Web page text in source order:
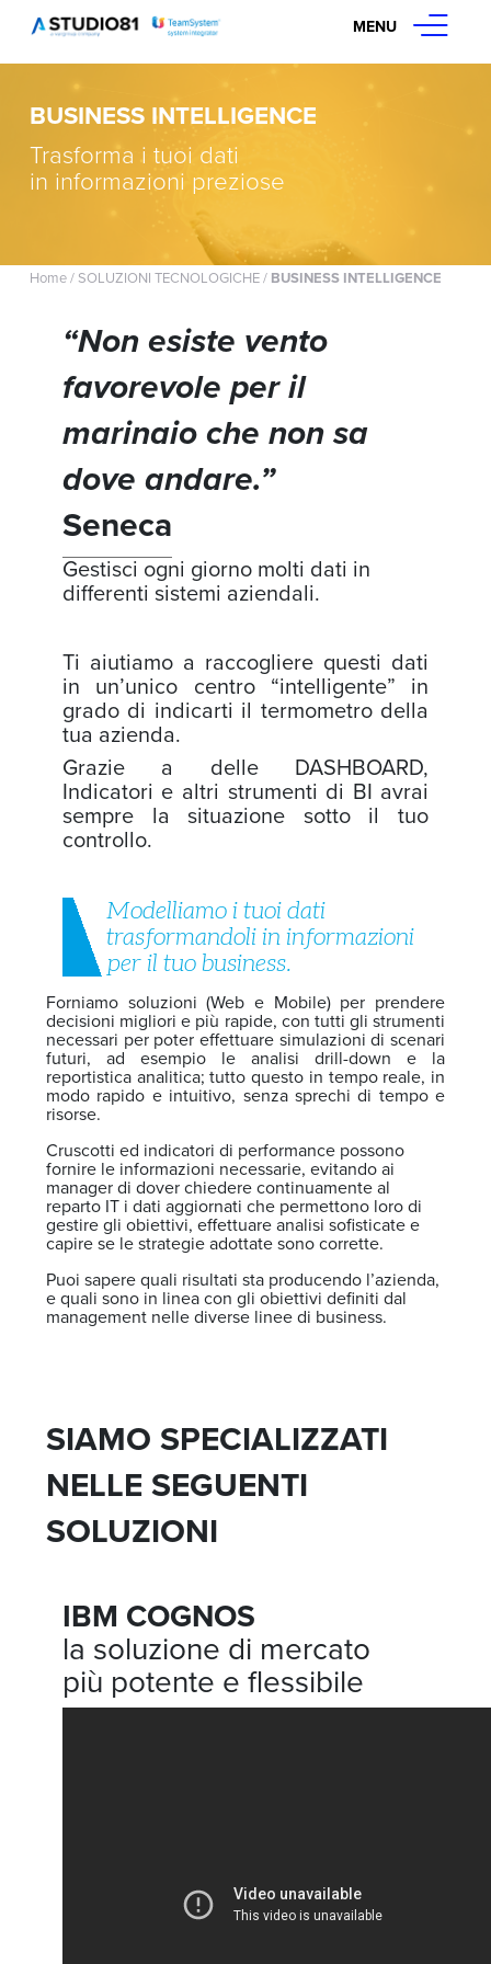
MENU
BUSINESS INTELLIGENCE
Trasforma i tuoi dati
in informazioni preziose
Home/SOLUZIONI TECNOLOGICHE/ BUSINESS INTELLIGENCE
“Non esiste vento
favorevole per il
marinaio che non sa
dove andare.”
Seneca
Gestisci ogni giorno molti dati in
differenti sistemi aziendali.
Ti aiutiamo a raccogliere questi dati
in un’unico centro “intelligente” in
grado di indicarti il termometro della
tua azienda.
Grazie a delle DASHBOARD,
Indicatori e altri strumenti di BI avrai
sempre la situazione sotto il tuo
controllo.
Modelliamo i tuoi dati
trasformandoli in informazioni
per il tuo business.
Forniamo soluzioni (Web e Mobile) per prendere
decisioni migliori e più rapide, con tutti gli strumenti
necessari per poter effettuare simulazioni di scenari
futuri, ad esempio le analisi drill-down e la
reportistica analitica; tutto questo in tempo reale, in
modo rapido e intuitivo, senza sprechi di tempo e
risorse.
Cruscotti ed indicatori di performance possono
fornire le informazioni necessarie, evitando ai
manager di dover chiedere continuamente al
reparto IT i dati aggiornati che permettono loro di
gestire gli obiettivi, effettuare analisi sofisticate e
capire se le strategie adottate sono corrette.
Puoi sapere quali risultati sta producendo l’azienda,
e quali sono in linea con gli obiettivi definiti dal
management nelle diverse linee di business.
SIAMO SPECIALIZZATI
NELLE SEGUENTI
SOLUZIONI
IBM COGNOS
la soluzione di mercato
più potente e flessibile